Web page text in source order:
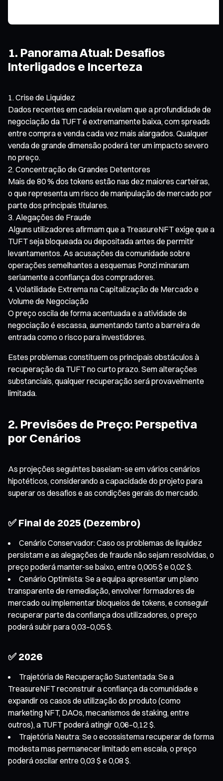
1. Panorama Atual: Desafios
Interligados e Incerteza
Crise de Liquidez
Dados recentes em cadeia revelam que a profundidade de
negociação da TUFT é extremamente baixa, com spreads
entre compra e venda cada vez mais alargados. Qualquer
venda de grande dimensão poderá ter um impacto severo
no preço.
Concentração de Grandes Detentores
Mais de 80 % dos tokens estão nas dez maiores carteiras,
o que representa um risco de manipulação de mercado por
parte dos principais titulares.
Alegações de Fraude
Alguns utilizadores afirmam que a TreasureNFT exige que a
TUFT seja bloqueada ou depositada antes de permitir
levantamentos. As acusações da comunidade sobre
operações semelhantes a esquemas Ponzi minaram
seriamente a confiança dos compradores.
Volatilidade Extrema na Capitalização de Mercado e
Volume de Negociação
O preço oscila de forma acentuada e a atividade de
negociação é escassa, aumentando tanto a barreira de
entrada como o risco para investidores.
Estes problemas constituem os principais obstáculos à
recuperação da TUFT no curto prazo. Sem alterações
substanciais, qualquer recuperação será provavelmente
limitada.
2. Previsões de Preço: Perspetiva
por Cenários
As projeções seguintes baseiam-se em vários cenários
hipotéticos, considerando a capacidade do projeto para
superar os desafios e as condições gerais do mercado.
✅ Final de 2025 (Dezembro)
Cenário Conservador: Caso os problemas de liquidez
persistam e as alegações de fraude não sejam resolvidas, o
preço poderá manter-se baixo, entre 0,005 $ e 0,02 $.
Cenário Optimista: Se a equipa apresentar um plano
transparente de remediação, envolver formadores de
mercado ou implementar bloqueios de tokens, e conseguir
recuperar parte da confiança dos utilizadores, o preço
poderá subir para 0,03–0,05 $.
✅ 2026
Trajetória de Recuperação Sustentada: Se a
TreasureNFT reconstruir a confiança da comunidade e
expandir os casos de utilização do produto (como
marketing NFT, DAOs, mecanismos de staking, entre
outros), a TUFT poderá atingir 0,06–0,12 $.
Trajetória Neutra: Se o ecossistema recuperar de forma
modesta mas permanecer limitado em escala, o preço
poderá oscilar entre 0,03 $ e 0,08 $.